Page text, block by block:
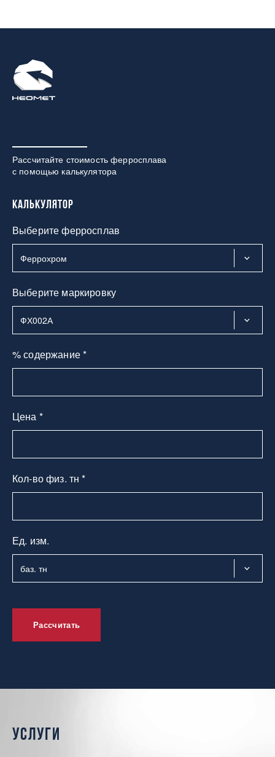
Рассчитайте стоимость ферросплава
с помощью калькулятора
Калькулятор
Выберите ферросплав
Выберите маркировку
% содержание *
Цена *
Кол-во физ. тн *
Ед. изм.
Рассчитать
услуги